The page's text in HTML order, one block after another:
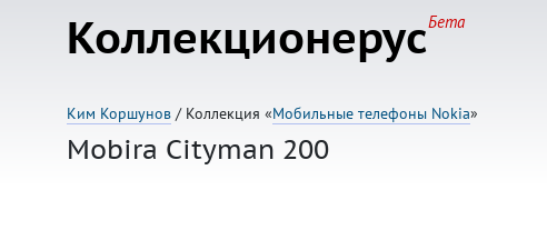
КоллекционерусБета
Ким Коршунов / Коллекция «Мобильные телефоны Nokia»
Mobira Cityman 200